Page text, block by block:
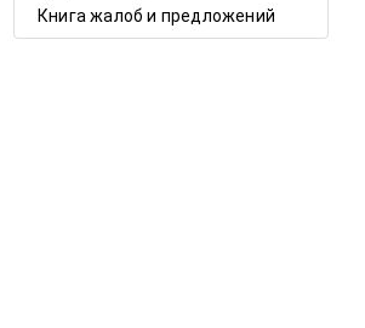
Книга жалоб и предложений